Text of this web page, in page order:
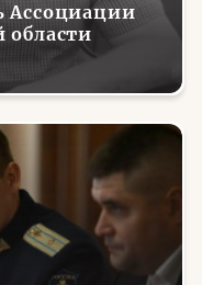
Ассоциации
области